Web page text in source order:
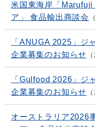
米国東海岸「
ア」 食品輸出商談会
「ANUGA 2025」
企業募集のお知らせ
「Gulfood 2026」
企業募集のお知らせ
オーストラリア